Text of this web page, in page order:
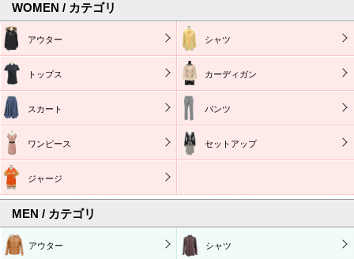
WOMEN / カテゴリ
アウター シャツ
トップス カーディガン
スカート パンツ
ワンピース セットアップ
ジャージ
MEN / カテゴリ
アウター シャツ